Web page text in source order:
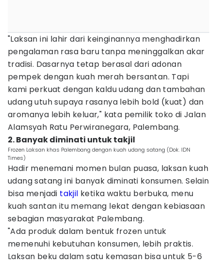
"Laksan ini lahir dari keinginannya menghadirkan
pengalaman rasa baru tanpa meninggalkan akar
tradisi. Dasarnya tetap berasal dari adonan
pempek dengan kuah merah bersantan. Tapi
kami perkuat dengan kaldu udang dan tambahan
udang utuh supaya rasanya lebih bold (kuat) dan
aromanya lebih keluar," kata pemilik toko di Jalan
Alamsyah Ratu Perwiranegara, Palembang.
2. Banyak diminati untuk takjil
Frozen Laksan khas Palembang dengan kuah udang satang (Dok. IDN
Times)
Hadir menemani momen bulan puasa, laksan kuah
udang satang ini banyak diminati konsumen. Selain
bisa menjadi takjil ketika waktu berbuka, menu
kuah santan itu memang lekat dengan kebiasaan
sebagian masyarakat Palembang.
"Ada produk dalam bentuk frozen untuk
memenuhi kebutuhan konsumen, lebih praktis.
Laksan beku dalam satu kemasan bisa untuk 5-6